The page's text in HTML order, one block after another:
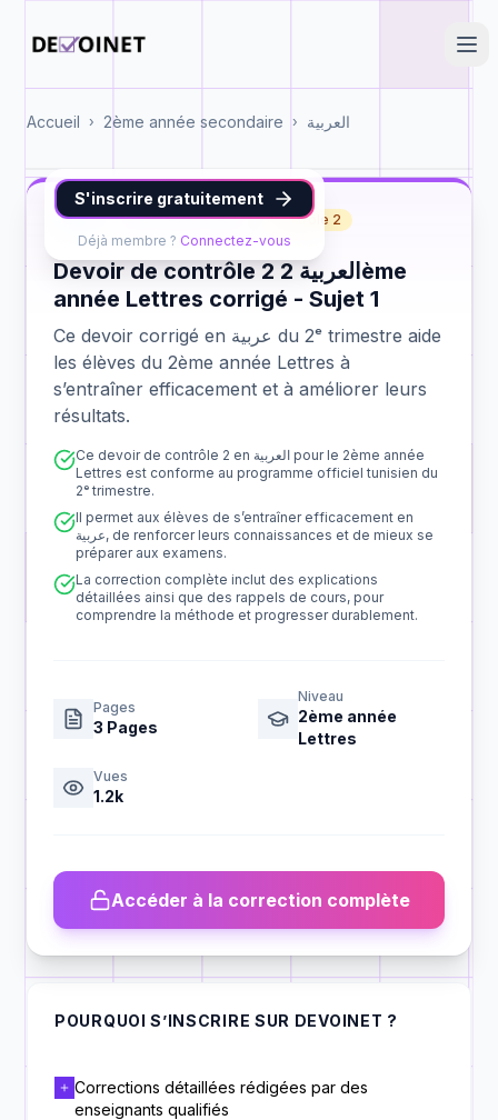
Accueil › 2ème année secondaire › العربية
S'inscrire gratuitement
Déjà membre ? Connectez-vous
عربية 2ème année Lettres contrôle 2
Devoir de contrôle 2 العربية 2ème
année Lettres corrigé - Sujet 1
Ce devoir corrigé en عربية du 2ᵉ trimestre aide
les élèves du 2ème année Lettres à
s’entraîner efficacement et à améliorer leurs
résultats.
Ce devoir de contrôle 2 en العربية pour le 2ème année
Lettres est conforme au programme officiel tunisien du
2ᵉ trimestre.
Il permet aux élèves de s’entraîner efficacement en
عربية, de renforcer leurs connaissances et de mieux se
préparer aux examens.
La correction complète inclut des explications
détaillées ainsi que des rappels de cours, pour
comprendre la méthode et progresser durablement.
Pages
3 Pages
Niveau
2ème année
Lettres
Vues
1.2k
Accéder à la correction complète
POURQUOI S’INSCRIRE SUR DEVOINET ?
Corrections détaillées rédigées par des
enseignants qualifiés